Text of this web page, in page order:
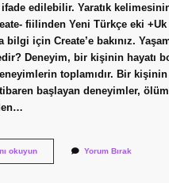
edilebilir. Yaratık
fiilinden Yeni Türkçe eki
bilgi için Create’e bakınız.
Deneyim, bir kişinin hayatı
toplamıdır. Bir
başlayan deneyimler,
okuyunGarip
Yorum Bırak